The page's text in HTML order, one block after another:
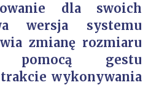
dla swoich
wersja systemu
zmianę rozmiaru
gestu
wykonywania